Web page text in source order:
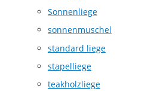
Sonnenliege
sonnenmuschel
standard liege
stapelliege
teakholzliege